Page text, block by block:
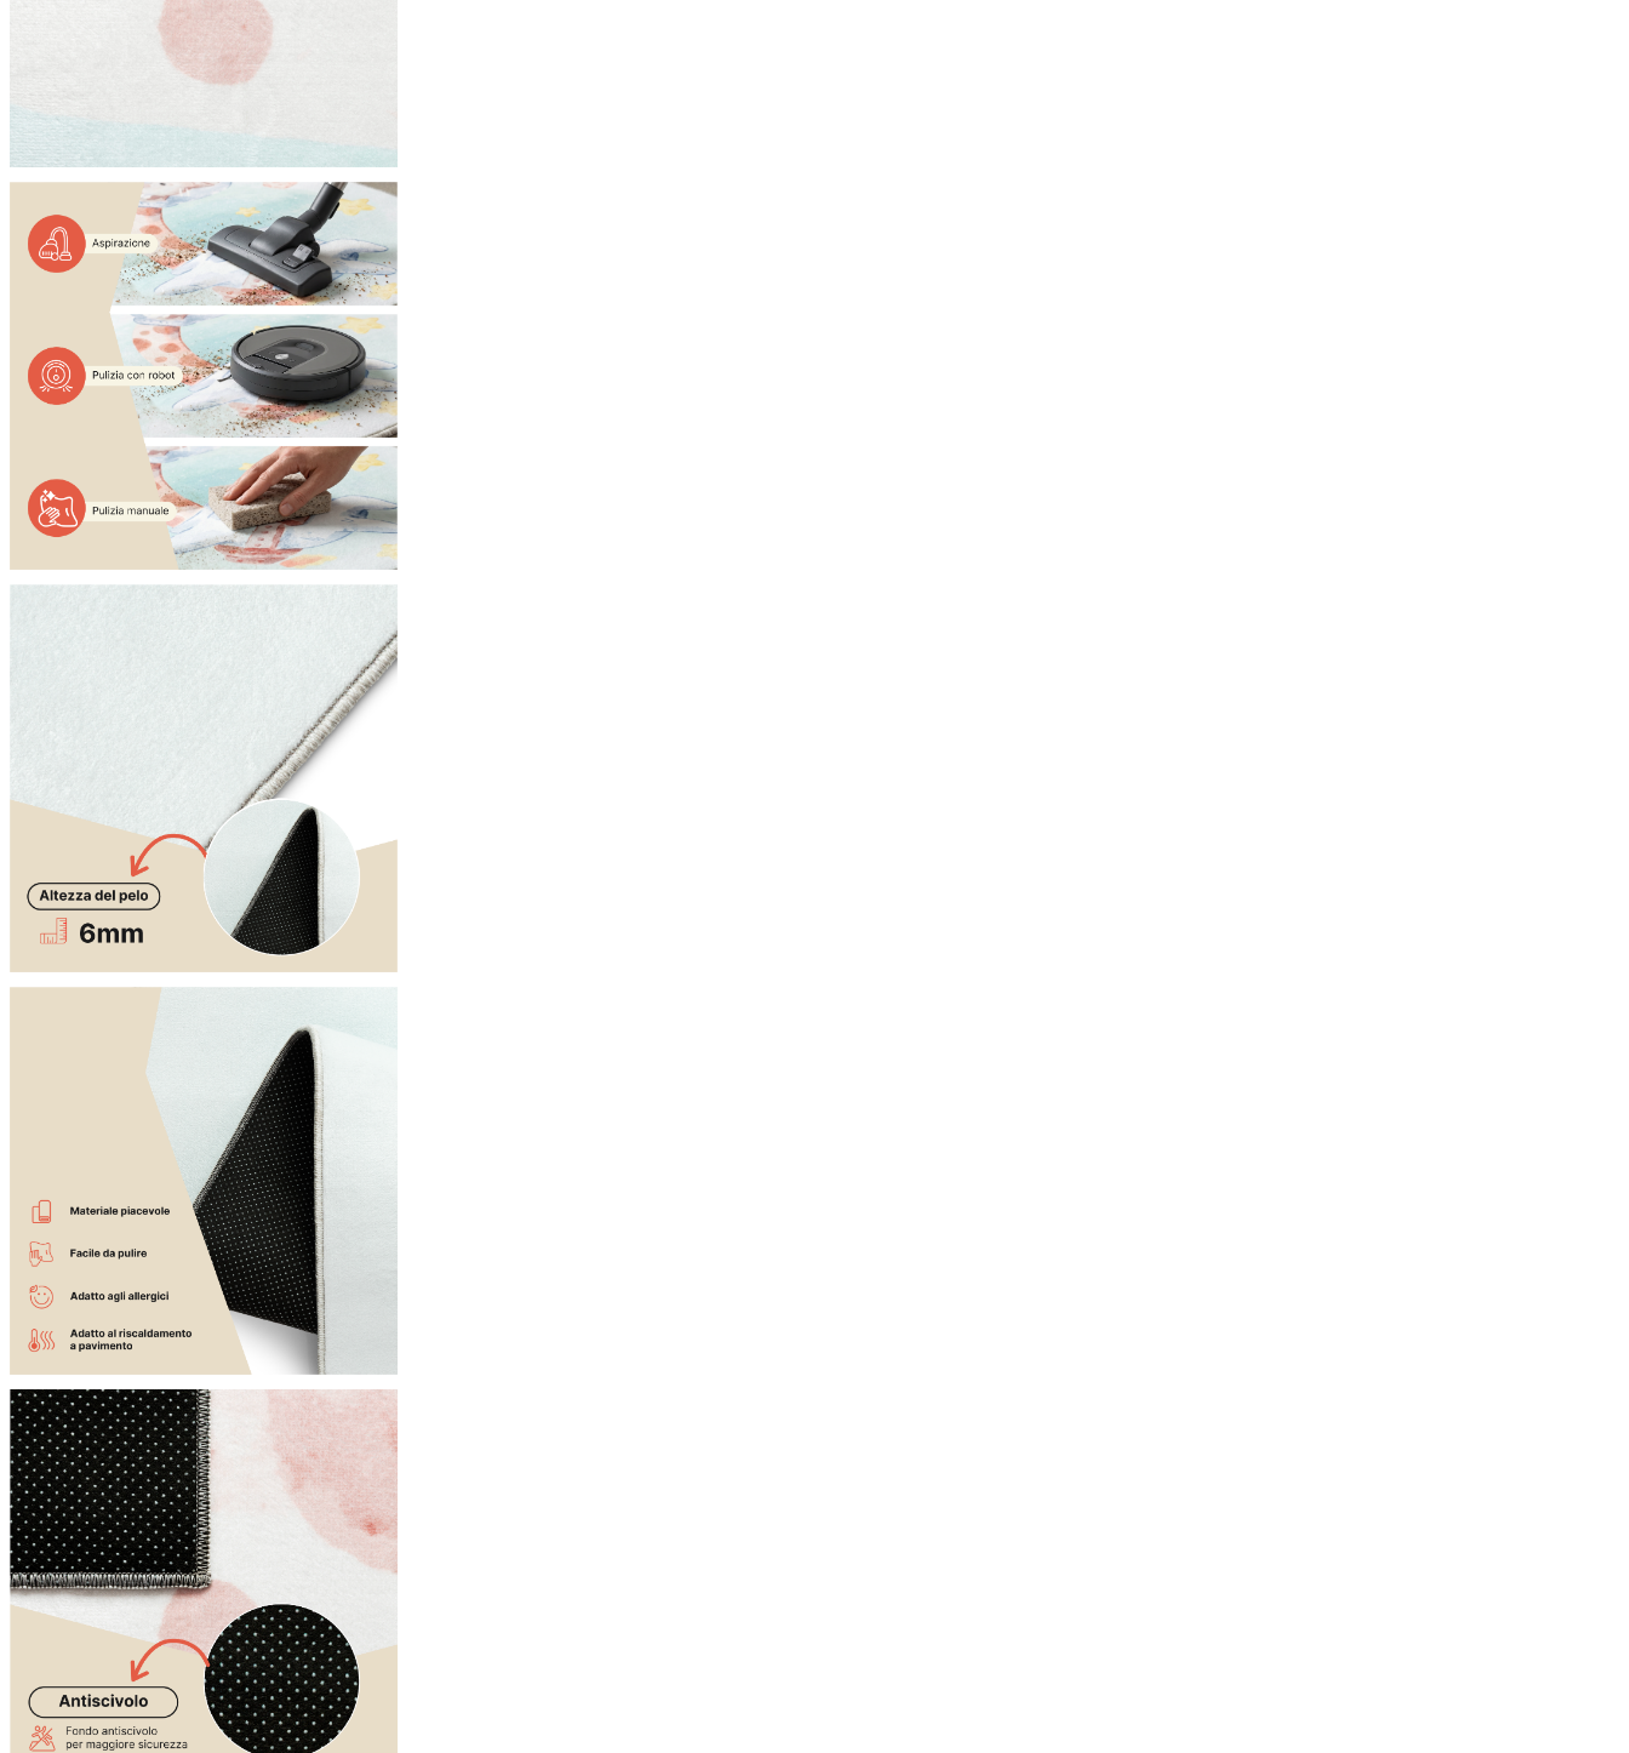
Statistica
I cookie statistici aiutano i proprietari dei siti web a capire come i visitatori interagiscono con i siti raccogliendo e riportando informazioni in
modo anonimo.
Marketing
I cookie di marketing vengono utilizzati per tracciare gli utenti attraverso i siti web. L'obiettivo è quello di mostrare annunci pertinenti e
interessanti per i singoli utenti e quindi più preziosi per gli editori e gli inserzionisti di terze parti.
Non classificati